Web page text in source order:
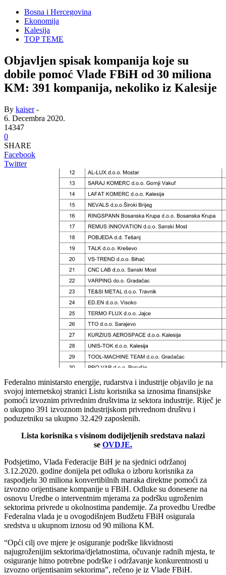
Bosna i Hercegovina
Ekonomija
Kalesija
TOP TEME
Objavljen spisak kompanija koje su
dobile pomoć Vlade FBiH od 30 miliona
KM: 391 kompanija, nekoliko iz Kalesije
By kaiser-
6. Decembra 2020.
14347
0
SHARE
Facebook
Twitter
Federalno ministarsto energije, rudarstva i industrije objavilo je na
svojoj internetskoj stranici Listu korisnika sa iznosima finansijske
pomoći izvoznim privrednim društvima iz sektora industrije. Riječ je
o ukupno 391 izvoznom industrijskom privrednom društvu i
poduzetniku sa ukupno 32.429 zaposlenih.
Lista korisnika s visinom dodijeljenih sredstava nalazi
se OVDJE.
Podsjetimo, Vlada Federacije BiH je na sjednici održanoj
3.12.2020. godine donijela pet odluka o izboru korisnika za
raspodjelu 30 miliona konvertibilnih maraka direktne pomoći za
izvozno orijentisane kompanije u FBiH. Odluke su donesene na
osnovu Uredbe o interventnim mjerama za podršku ugroženim
sektorima privrede u okolnostima pandemije. Za provedbu Uredbe
Federalna vlada je u ovogodišnjem Budžetu FBiH osigurala
sredstva u ukupnom iznosu od 90 miliona KM.
“Opći cilj ove mjere je osiguranje podrške likvidnosti
najugroženijim sektorima/djelatnostima, očuvanje radnih mjesta, te
osiguranje hitno potrebne podrške i održavanje konkurentnosti u
izvozno orijentisanim sektorima”, rečeno je iz Vlade FBiH.